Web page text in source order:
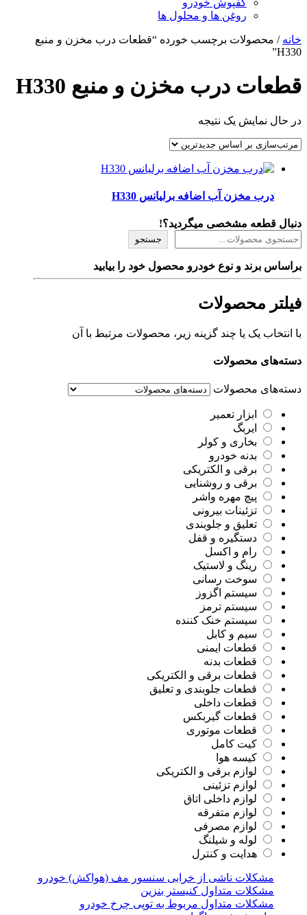
کفپوش خودرو
روغن ها و محلول ها
خانه / محصولات برچسب خورده “قطعات درب مخزن و منبع
H330”
قطعات درب مخزن و منبع H330
در حال نمایش یک نتیجه
درب مخزن آب اضافه برلیانس H330
دنبال قطعه مشخصی میگردید؟!
جستجو
براساس برند و نوع خودرو محصول خود را بیابید
فیلتر محصولات
با انتخاب یک یا چند گزینه زیر، محصولات مرتبط با آن
دسته‌های محصولات
دسته‌های محصولات
ابزار تعمیر
ایربگ
بخاری و کولر
بدنه خودرو
برقی و الکتریکی
برقی و روشنایی
پیچ مهره واشر
تزئینات بیرونی
تعلیق و جلوبندی
دستگیره و قفل
رام و اکسل
رینگ و لاستیک
سوخت رسانی
سیستم اگزوز
سیستم ترمز
سیستم خنک کننده
سیم و کابل
قطعات ایمنی
قطعات بدنه
قطعات برقی و الکتریکی
قطعات جلوبندی و تعلیق
قطعات داخلی
قطعات گیربکس
قطعات موتوری
کیت کامل
کیسه هوا
لوازم برقی و الکتریکی
لوازم تزئینی
لوازم داخلی اتاق
لوازم متفرقه
لوازم مصرفی
لوله و شیلنگ
هدایت و کنترل
مشکلات ناشی از خرابی سنسور مف (هواکش) خودرو
مشکلات متداول کنیستر بنزین
مشکلات متداول مربوط به توپی چرخ خودرو